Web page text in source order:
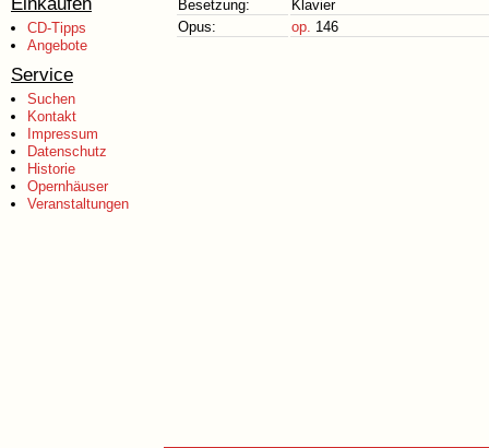
CD-Tipps
Angebote
Service
Suchen
Kontakt
Impressum
Datenschutz
Historie
Opernhäuser
Veranstaltungen
Besetzung:
Klavier
Opus:
op. 146